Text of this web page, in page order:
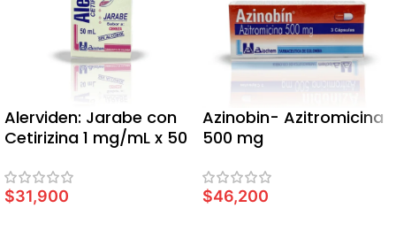
Alerviden: Jarabe con
Cetirizina 1 mg/mL x 50
$31,900
Azinobin- Azitromicina
500 mg
$46,200